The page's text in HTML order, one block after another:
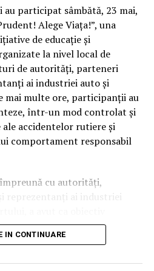
Partener, Departamentul de
PwC România.
jumătate dintre companii
cu diverse ocazii.
în sectorul industrial şi în
bonusurilor fixe, 68% şi
oferă un bonus fix. Alte
legate de
la salarii.
orientate să ofere
echilibrului între serviciu şi
decât în 2017. În acest
socială (CSR), în timp ce
biblioteci online de cărţi.
companiile răspund cerinţelor
au participat sâmbătă, 23 mai,
Alege Viața!”, una
de educație și
la nivel local de
de autorități, parteneri
ai industriei auto și
mai multe ore, participanții au
într-un mod controlat și
accidentelor rutiere și
comportament responsabil
cu autorități,
reprezentanți ai industriei
într-o experiență
larg.
IN CONTINUARE